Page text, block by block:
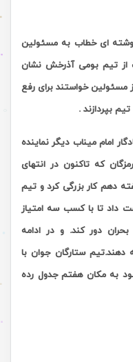
ای خطاب به مسئولین
از تیم بومی آذرخش نشان
مسئولین خواستند برای رفع
بپردازند .
امام میناب دیگر نماینده
که تاکنون در انتهای
دهم کار بزرگی کرد و تیم
داد تا با کسب سه امتیاز
دور کند. و در ادامه
دهند.تیم ستارگان جوان با
پله صعود به مکان هفتم جدول رده